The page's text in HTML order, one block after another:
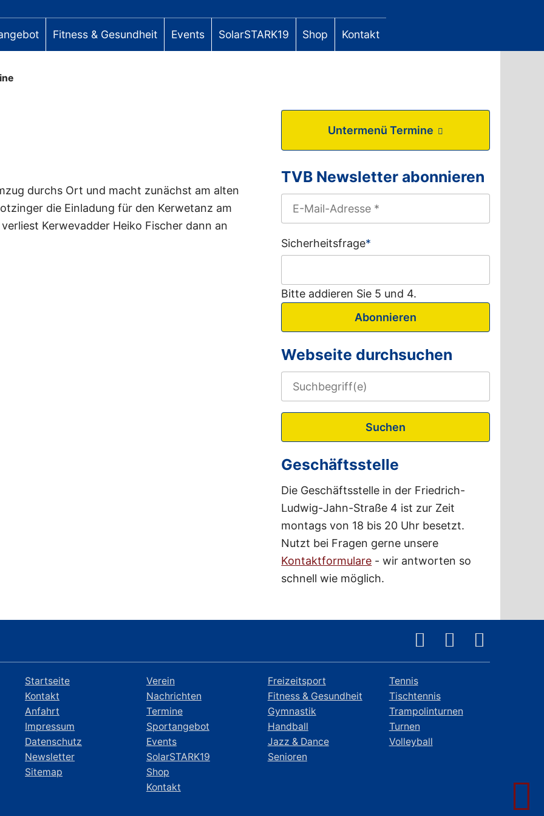
Fitness & Gesundheit Events SolarSTARK19 Shop Kontakt
durchs Ort und macht zunächst am alten
die Einladung für den Kerwetanz am
Kerwevadder Heiko Fischer dann an
Untermenü Termine
TVB Newsletter abonnieren
Sicherheitsfrage*
Bitte addieren Sie 5 und 4.
Abonnieren
Webseite durchsuchen
Suchen
Geschäftsstelle
Die Geschäftsstelle in der Friedrich-
Ludwig-Jahn-Straße 4 ist zur Zeit
montags von 18 bis 20 Uhr besetzt.
Nutzt bei Fragen gerne unsere
Kontaktformulare - wir antworten so
schnell wie möglich.
Startseite
Kontakt
Anfahrt
Impressum
Datenschutz
Newsletter
Sitemap
Verein
Nachrichten
Termine
Sportangebot
Events
SolarSTARK19
Shop
Kontakt
Freizeitsport
Fitness & Gesundheit
Gymnastik
Handball
Jazz & Dance
Senioren
Tennis
Tischtennis
Trampolinturnen
Turnen
Volleyball